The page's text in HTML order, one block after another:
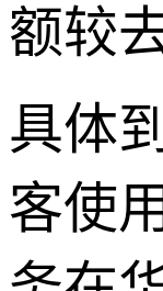
额较
具体
客使